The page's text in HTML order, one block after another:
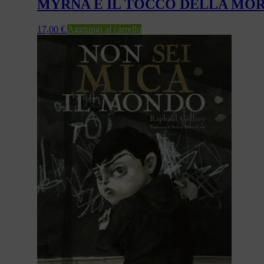
MYRNA E IL TOCCO DELLA
17,00 € Aggiungi al carrello